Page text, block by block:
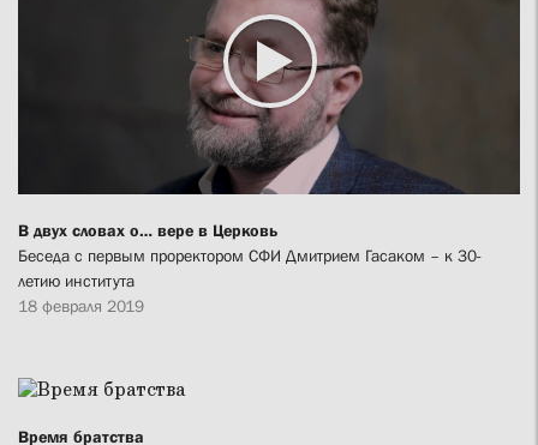
В двух словах о… вере в Церковь
Беседа с первым проректором СФИ Дмитрием Гасаком – к 30-
летию института
18 февраля 2019
Время братства